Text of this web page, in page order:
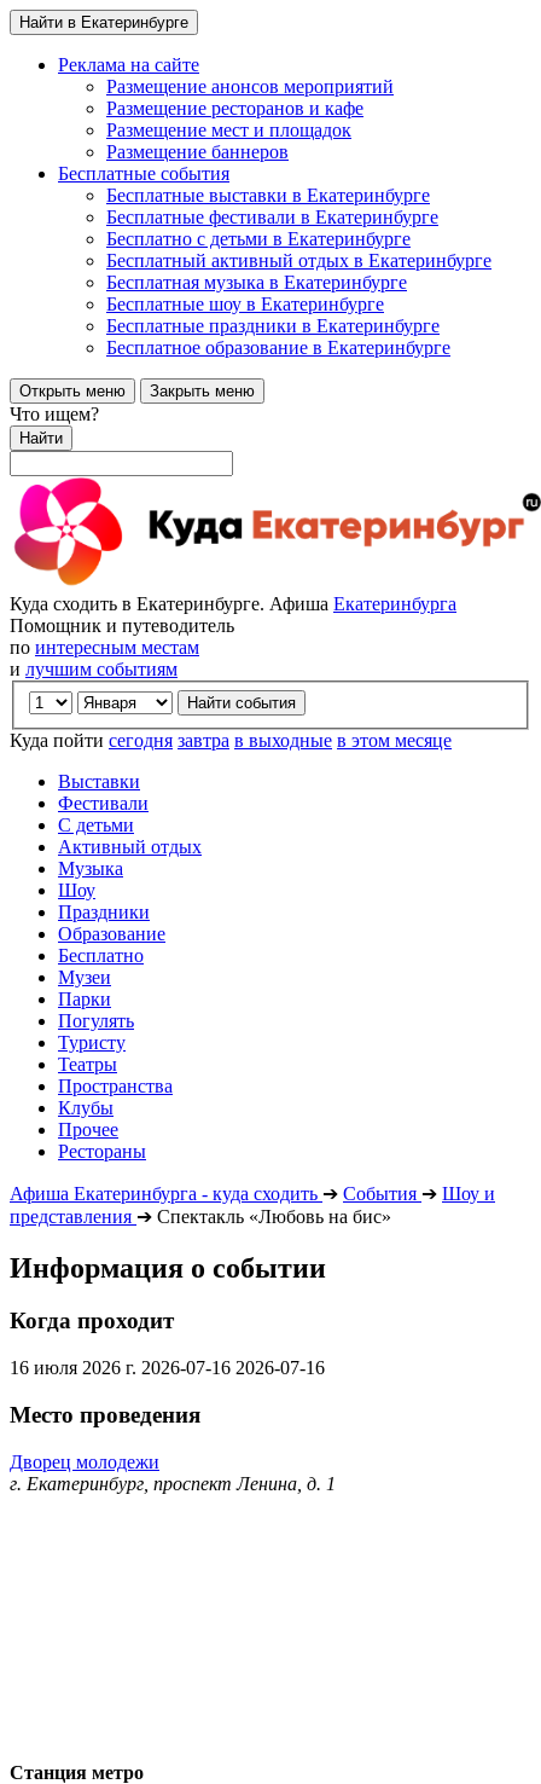
Найти в Екатеринбурге
Реклама на сайте
Размещение анонсов мероприятий
Размещение ресторанов и кафе
Размещение мест и площадок
Размещение баннеров
Бесплатные события
Бесплатные выставки в Екатеринбурге
Бесплатные фестивали в Екатеринбурге
Бесплатно с детьми в Екатеринбурге
Бесплатный активный отдых в Екатеринбурге
Бесплатная музыка в Екатеринбурге
Бесплатные шоу в Екатеринбурге
Бесплатные праздники в Екатеринбурге
Бесплатное образование в Екатеринбурге
Открыть меню Закрыть меню
Что ищем?
Найти
Куда сходить в Екатеринбурге. Афиша Екатеринбурга
Помощник и путеводитель
по интересным местам
и лучшим событиям
Куда пойти сегодня завтра в выходные в этом месяце
Выставки
Фестивали
С детьми
Активный отдых
Музыка
Шоу
Праздники
Образование
Бесплатно
Музеи
Парки
Погулять
Туристу
Театры
Пространства
Клубы
Прочее
Рестораны
Афиша Екатеринбурга - куда сходить ➔ События ➔ Шоу и
представления ➔ Спектакль «Любовь на бис»
Информация о событии
Когда проходит
16 июля 2026 г. 2026-07-16 2026-07-16
Место проведения
Дворец молодежи
г. Екатеринбург, проспект Ленина, д. 1
Станция метро